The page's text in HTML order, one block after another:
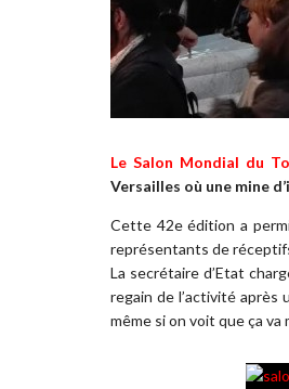
Le Salon Mondial du
Versailles où une mine
Cette 42e édition a
représentants de
La secrétaire d’Etat
regain de l’activité après
même si on voit que ça va